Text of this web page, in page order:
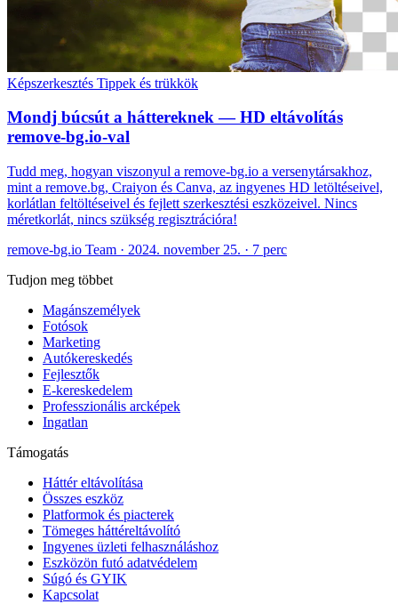
Képszerkesztés Tippek és trükkök
Mondj búcsút a háttereknek — HD eltávolítás
remove-bg.io-val
Tudd meg, hogyan viszonyul a remove-bg.io a versenytársakhoz,
mint a remove.bg, Craiyon és Canva, az ingyenes HD letöltéseivel,
korlátlan feltöltéseivel és fejlett szerkesztési eszközeivel. Nincs
méretkorlát, nincs szükség regisztrációra!
remove-bg.io Team · 2024. november 25. · 7 perc
Tudjon meg többet
Magánszemélyek
Fotósok
Marketing
Autókereskedés
Fejlesztők
E-kereskedelem
Professzionális arcképek
Ingatlan
Támogatás
Háttér eltávolítása
Összes eszköz
Platformok és piacterek
Tömeges háttéreltávolító
Ingyenes üzleti felhasználáshoz
Eszközön futó adatvédelem
Súgó és GYIK
Kapcsolat